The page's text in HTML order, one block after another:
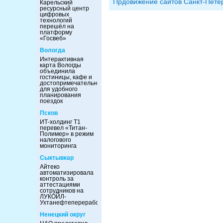
Карельский
ресурсный центр
цифровых
технологий
перешёл на
платформу
«Госвеб»
Вологда
Интерактивная
карта Вологды
объединила
гостиницы, кафе и
достопримечательности
для удобного
планирования
поездок
Псков
ИТ-холдинг Т1
перевел «Титан-
Полимер» в режим
налогового
мониторинга
Сыктывкар
Айтеко
автоматизировала
контроль за
аттестациями
сотрудников на
ЛУКОЙЛ-
Ухтанефтепереработка
Ненецкий округ